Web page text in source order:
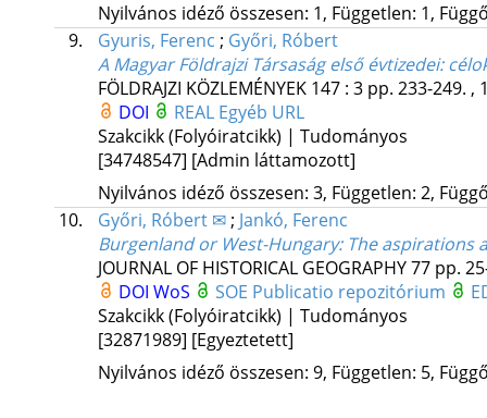
Nyilvános idéző összesen: 1, Független: 1,
9.
Gyuris, Ferenc ; Győri, Róbert
A Magyar Földrajzi Társaság első évtizedei:
FÖLDRAJZI KÖZLEMÉNYEK 147: 3 pp. 233-249. ,
DOI
REAL Egyéb URL
Szakcikk (Folyóiratcikk) | Tudományos
[34748547] [Admin láttamozott]
Nyilvános idéző összesen: 3, Független: 2,
10.
Győri, Róbert ✉; Jankó, Ferenc
Burgenland or West-Hungary: The aspirations
JOURNAL OF HISTORICAL GEOGRAPHY77 pp.
DOI WoS SOE Publicatio repozitórium
Szakcikk (Folyóiratcikk) | Tudományos
[32871989] [Egyeztetett]
Nyilvános idéző összesen: 9, Független: 5,